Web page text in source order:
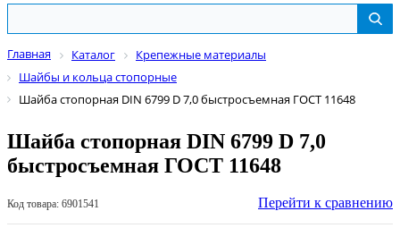
Главная Каталог
Крепежные материалы
Шайбы и кольца стопорные
Шайба стопорная DIN 6799 D 7,0 быстросъемная ГОСТ 11648
Шайба стопорная DIN 6799 D 7,0
быстросъемная ГОСТ 11648
Код товара: 6901541 Перейти к сравнению